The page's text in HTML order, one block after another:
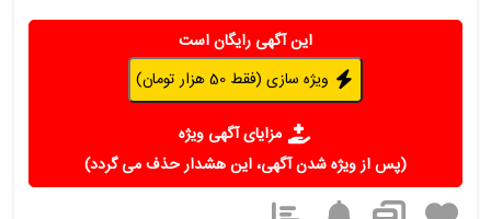
این آگهی رایگان است
ویژه سازی (فقط 50 هزار تومان)
مزایای آگهی ویژه
(پس از ویژه شدن آگهی، این هشدار حذف می گردد)